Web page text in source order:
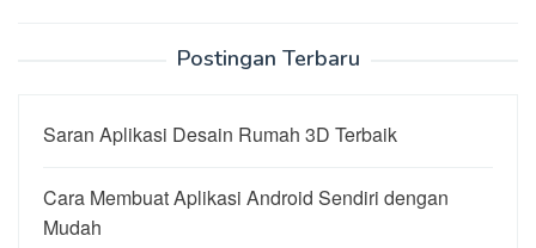
Postingan Terbaru
Saran Aplikasi Desain Rumah 3D Terbaik
Cara Membuat Aplikasi Android Sendiri dengan
Mudah